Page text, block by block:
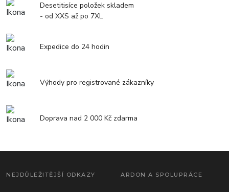
Desetitisíce položek skladem
- od XXS až po 7XL
Expedice do 24 hodin
Výhody pro registrované zákazníky
Doprava nad 2 000 Kč zdarma
NEJDŮLEŽITĚJŠÍ ODKAZY ARDON A SPOLUPRÁCE